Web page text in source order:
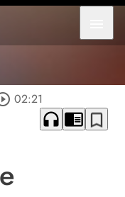
02:21
headphones chrome_reader_mode bookmark_border